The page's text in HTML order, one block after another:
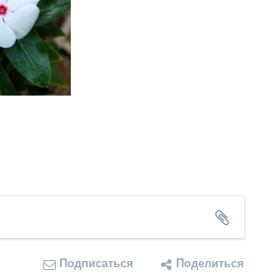
Подписаться Поделиться